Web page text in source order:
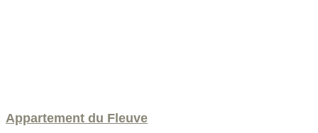
Appartement du Fleuve